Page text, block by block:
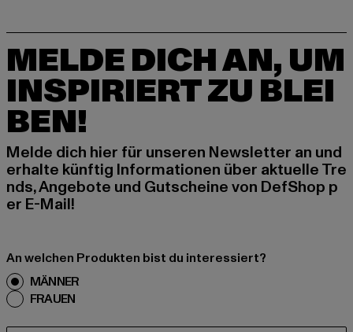
MELDE DICH AN, UM
INSPIRIERT ZU BLEI
BEN!
Melde dich hier für unseren Newsletter an und
erhalte künftig Informationen über aktuelle Tre
nds, Angebote und Gutscheine von DefShop p
er E-Mail!
An welchen Produkten bist du interessiert?
MÄNNER
FRAUEN